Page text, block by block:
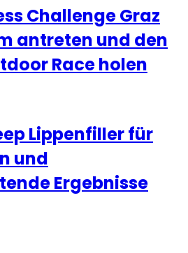
Challenge Graz
antreten und den
Race holen
Lippenfiller für
und
Ergebnisse